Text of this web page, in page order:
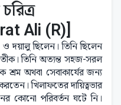
Ali (R)]
ছিলেন। তিনি ছিলেন
তিনি অত্যন্ত সহজ-সরল
অথবা সেবাকার্যের জন্য
খিলাফতের দায়িত্বভার
কোনো পরিবর্তন ঘটে নি।